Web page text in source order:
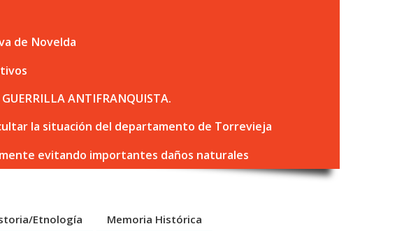
de Novelda
ANTIFRANQUISTA.
la situación del departamento de Torrevieja
evitando importantes daños naturales
Etnología Memoria Histórica